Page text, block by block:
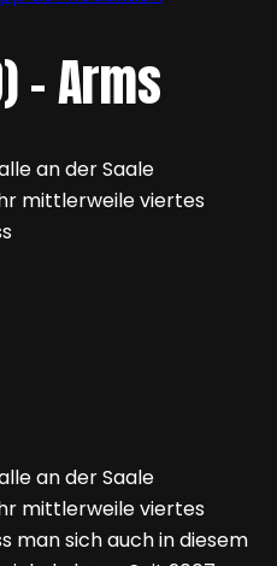
– Arms
an der Saale
mittlerweile viertes
an der Saale
mittlerweile viertes
man sich auch in diesem